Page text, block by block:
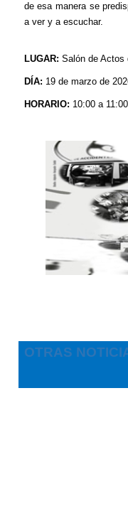
de esa manera se
a ver y a escuchar.
LUGAR: Salón de Actos
DÍA: 19 de marzo de
HORARIO: 10:00 a 11:00
OTRAS